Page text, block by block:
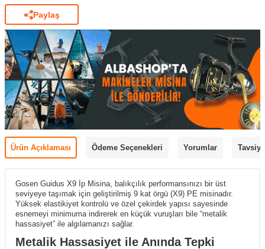
Paylaş
Ürün Açıklaması Ödeme Seçenekleri Yorumlar
Gosen Guidus X9 İp Misina, balıkçılık performansınızı bir üst
seviyeye taşımak için geliştirilmiş 9 kat örgü (X9) PE misinadır.
Yüksek elastikiyet kontrolü ve özel çekirdek yapısı sayesinde
esnemeyi minimuma indirerek en küçük vuruşları bile “metalik
hassasiyet” ile algılamanızı sağlar.
Metalik Hassasiyet ile Anında Tepki